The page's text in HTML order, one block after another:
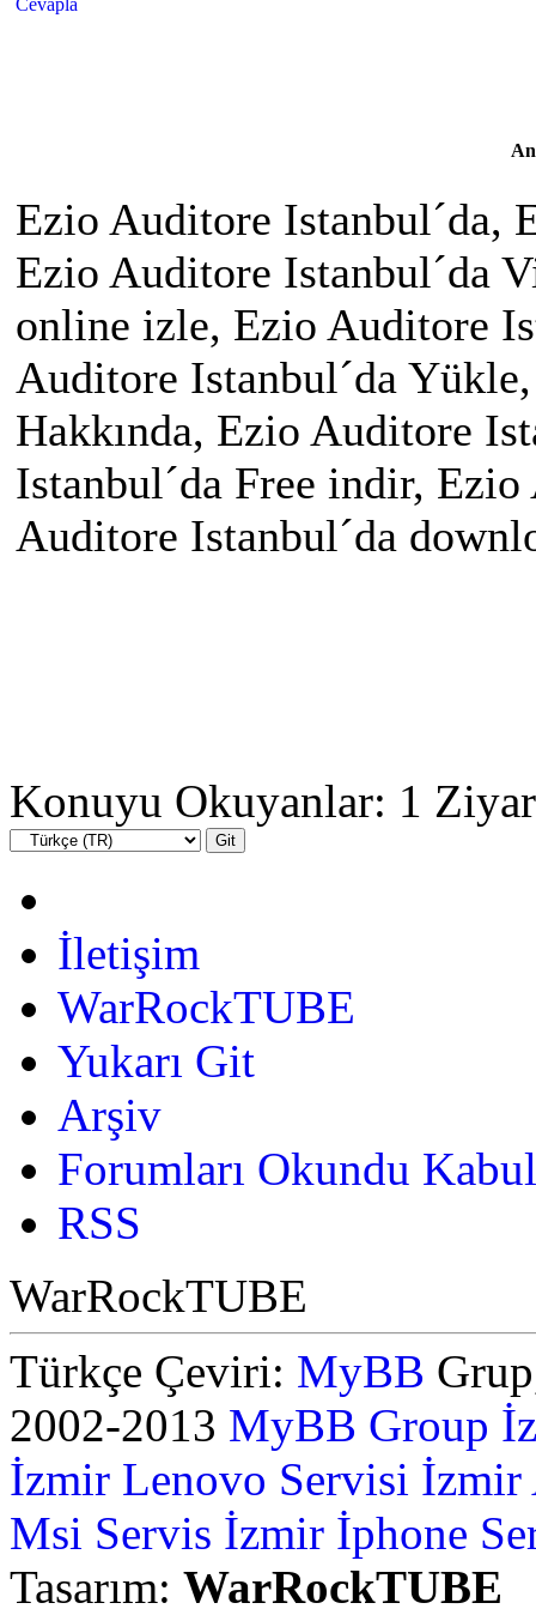
Cevapla
Ezio Auditore Istanbul´da,
Ezio Auditore Istanbul´da
online izle, Ezio Auditore
Auditore Istanbul´da
Hakkında, Ezio Auditore
Istanbul´da Free indir,
Auditore Istanbul´da
Konuyu Okuyanlar: 1
İletişim
WarRockTUBE
Yukarı Git
Arşiv
Forumları Okundu
RSS
WarRockTUBE
Türkçe Çeviri: MyBB
2002-2013 MyBB Group
İzmir Lenovo Servisi İzmir
Msi Servis İzmir İphone
Tasarım: WarRockTUBE